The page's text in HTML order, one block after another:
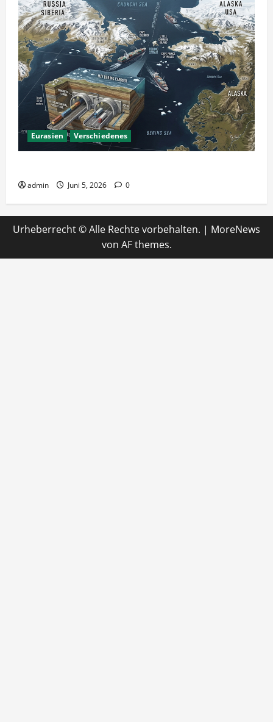
Eurasien Verschiedenes
admin Juni 5, 2026 0
Urheberrecht © Alle Rechte vorbehalten. | MoreNews
von AF themes.